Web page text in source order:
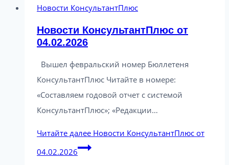
Новости КонсультантПлюс
Новости КонсультантПлюс от
04.02.2026
Вышел февральский номер Бюллетеня
КонсультантПлюс Читайте в номере:
«Составляем годовой отчет с системой
КонсультантПлюс»; «Редакции…
Читайте далее Новости КонсультантПлюс от
04.02.2026